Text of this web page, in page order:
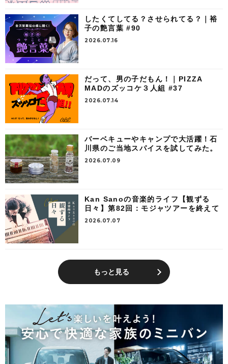
したくてしてる？させられてる？｜裕
子の艶言葉 #90
2026.07.16
だって、男の子だもん！｜PIZZA
MADのズッコケ３人組 #37
2026.07.14
バーベキューやキャンプで大活躍！石
川県のご当地スパイスを試してみた。
2026.07.09
Kan Sanoの音楽的ライフ【観ずる
日々】第82回：モジャツアーを終えて
2026.07.07
もっと見る